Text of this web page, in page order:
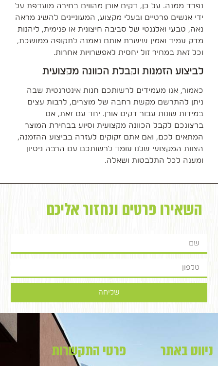
נפרד ממנה. על כן, דקים אורן מהווים בחירה מועדפת על
ידי אנשים פרטיים ובעלי מקצוע, המעוניינים להשיג מראה
נאה, טבעי ואלגנטי של סביבה חיצונית או פנימית, ליהנות
מדק עמיד ואמין שישרת אותם נאמנה לתקופה ממושכת,
וכל זאת במחיר זול יחסית לאפשרויות אחרות.
לביצוע הזמנות וקבלת הכוונה מקצועית
כאמור, אנו מעמידים לרשותכם חנות אינטרנטית שבה
ניתן להתרשם מקשת רחבה של מוצרים, לרבות עצים
במידות שונות עבור דקים אורן. יחד עם זאת, אם
ברצונכם לקבל הכוונה מקצועית וסיוע בבחירת המוצר
המתאים לכם, ואם אתם זקוקים לעזרה בביצוע ההזמנה,
הצוות המקצועי שלנו עומד לרשותכם עם הרבה ניסיון
ומענה לכל התלבטות ושאלה.
השאירו פרטים ונחזור אליכם
שליחה
ניווט באתר פרטי התקשרות